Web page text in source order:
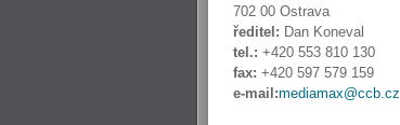
702 00 Ostrava
ředitel: Dan Koneval
tel.: +420 553 810 130
fax: +420 597 579 159
e-mail:mediamax@ccb.cz